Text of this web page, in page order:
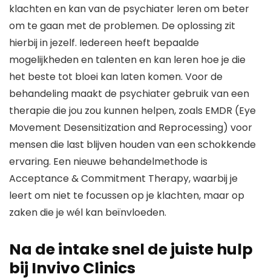
klachten en kan van de psychiater leren om beter
om te gaan met de problemen. De oplossing zit
hierbij in jezelf. Iedereen heeft bepaalde
mogelijkheden en talenten en kan leren hoe je die
het beste tot bloei kan laten komen. Voor de
behandeling maakt de psychiater gebruik van een
therapie die jou zou kunnen helpen, zoals EMDR (Eye
Movement Desensitization and Reprocessing) voor
mensen die last blijven houden van een schokkende
ervaring. Een nieuwe behandelmethode is
Acceptance & Commitment Therapy, waarbij je
leert om niet te focussen op je klachten, maar op
zaken die je wél kan beïnvloeden.
Na de intake snel de juiste hulp
bij Invivo Clinics